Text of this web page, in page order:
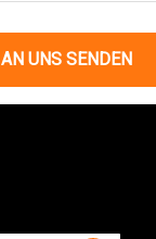
AN UNS SENDEN